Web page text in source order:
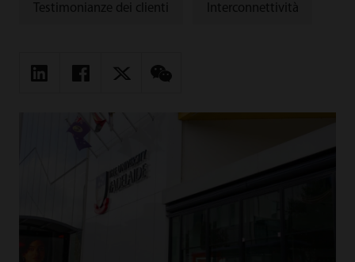
Testimonianze dei clienti Interconnettività